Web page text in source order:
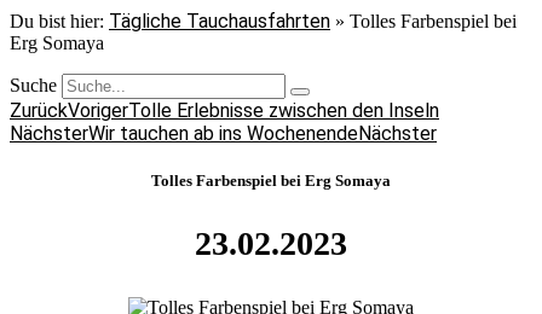
Du bist hier: Tägliche Tauchausfahrten » Tolles Farbenspiel bei
Erg Somaya
Suche
ZurückVorigerTolle Erlebnisse zwischen den Inseln
NächsterWir tauchen ab ins WochenendeNächster
Tolles Farbenspiel bei Erg Somaya
23.02.2023